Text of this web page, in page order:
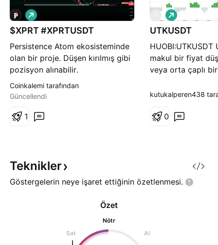
$XPRT #XPRTUSDT
Persistence Atom ekosisteminde
olan bir proje. Düşen kırılmış gibi
pozisyon alınabilir.
A
l
ı
Coinkalemi tarafından
Güncellendi
1
UTKUSDT
HUOBI:UTKUSDT
makul bir fiyat
veya orta çaplı
A
l
ı
kutukalperen438
0
Teknikler
Göstergelerin neye işaret ettiğinin özetlenmesi.
Özet
Nötr
Sat
Al